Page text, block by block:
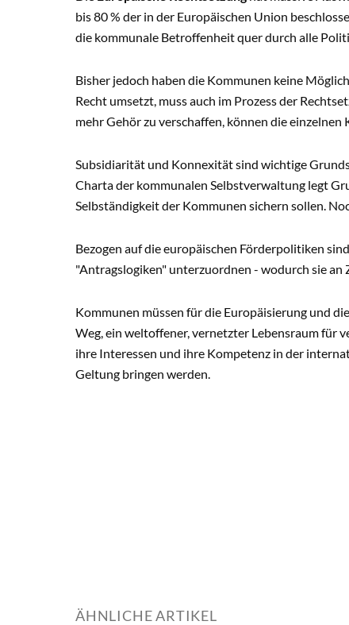
bis 80 % der in der Europäischen Union
die kommunale Betroffenheit quer durch alle
Bisher jedoch haben die Kommunen keine
Recht umsetzt, muss auch im Prozess der
mehr Gehör zu verschaffen, können die
Subsidiarität und Konnexität sind wichtige
Charta der kommunalen Selbstverwaltung legt
Selbständigkeit der Kommunen sichern sollen.
Bezogen auf die europäischen Förderpolitiken
"Antragslogiken" unterzuordnen - wodurch sie
Kommunen müssen für die Europäisierung und
Weg, ein weltoffener, vernetzter Lebensraum für
ihre Interessen und ihre Kompetenz in der
Geltung bringen werden.
ÄHNLICHE ARTIKEL